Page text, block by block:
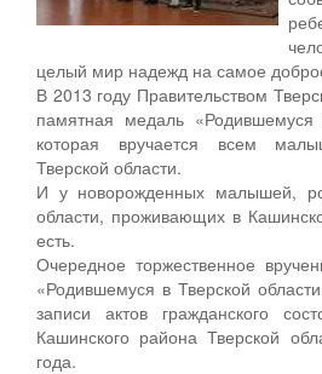
целый мир надежд на самое
В 2013 году Правительством
памятная медаль «Родившемуся
которая вручается всем
Тверской области.
И у новорожденных малышей,
области, проживающих в
есть.
Очередное торжественное
«Родившемуся в Тверской
записи актов гражданского
Кашинского района Тверской
года.